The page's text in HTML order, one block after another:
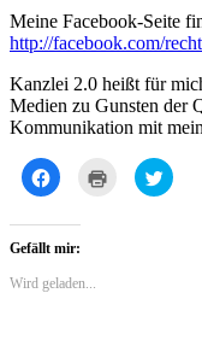
Meine Facebook-Seite
http://facebook.com/
Kanzlei 2.0 heißt für
Medien zu Gunsten der
Kommunikation mit
Klick,
um
zu
teilen
(Wird
in
neuem
Klicken
zum
Ausdrucken
Klick,
um
Gefällt mir:
Wird geladen...